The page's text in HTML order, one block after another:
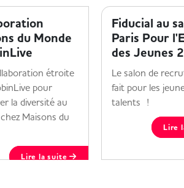
du Monde
étroite
pour
la diversité au
Maisons du
Lire la suite
Fiducial au
Paris Pour
des Jeunes
Le salon de
fait pour les
talents !
Lire